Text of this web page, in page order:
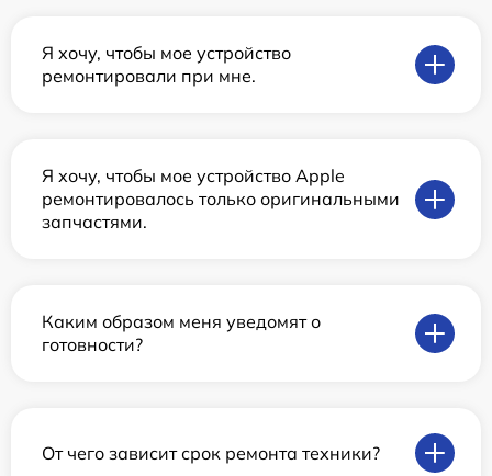
Я хочу, чтобы мое устройство
ремонтировали при мне.
Я хочу, чтобы мое устройство Apple
ремонтировалось только оригинальными
запчастями.
Каким образом меня уведомят о
готовности?
От чего зависит срок ремонта техники?